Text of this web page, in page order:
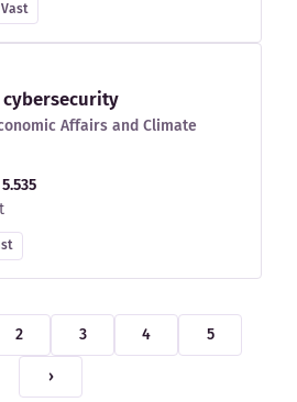
Vast
Affairs and Climate
2 3 4 5
›